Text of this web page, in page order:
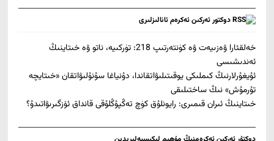
دوكتور ئەركىن ئەكرەم ئانالىزلىرى
خەلقئارا ۋەزىيەت ۋە كۈنتەرتىپ 218: تۈركىيە، ناتو ۋە خىتاينىڭ
ئەندىشىسى
ئۇيغۇرلارنىڭ كىملىكى يوقىتىلىۋاتقاندا، دۇنياغا سۇنۇلىۋاتقان «خىتايچە
تۇرمۇش» نىڭ ساختىلىقى
خىتاينىڭ ئىران قىمىرى: رايونلۇق كۈچ تەڭپۇڭلۇقى قانداق ئۆزگىرىۋاتىدۇ؟